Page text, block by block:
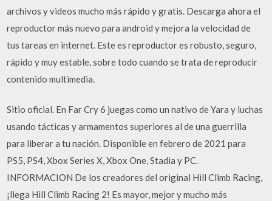
archivos y videos mucho más rápido y gratis. Descarga ahora el
reproductor más nuevo para android y mejora la velocidad de
tus tareas en internet. Este es reproductor es robusto, seguro,
rápido y muy estable, sobre todo cuando se trata de reproducir
contenido multimedia.
Sitio oficial. En Far Cry 6 juegas como un nativo de Yara y luchas
usando tácticas y armamentos superiores al de una guerrilla
para liberar a tu nación. Disponible en febrero de 2021 para
PS5, PS4, Xbox Series X, Xbox One, Stadia y PC.
INFORMACION De los creadores del original Hill Climb Racing,
¡llega Hill Climb Racing 2! Es mayor, mejor y mucho más